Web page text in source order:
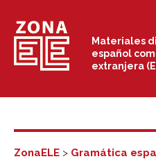
contenido
Materiales
español
extranjera
ZonaELE > Gramática